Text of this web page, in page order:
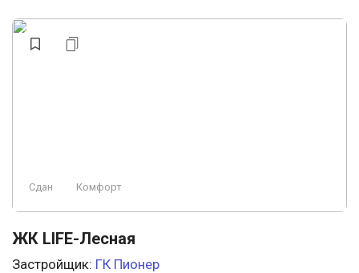
Сдан Комфорт
ЖК LIFE-Лесная
Застройщик: ГК Пионер